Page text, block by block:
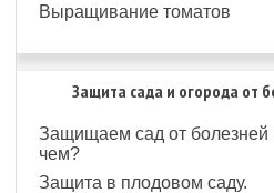
Выращивание томатов
Защита сада и огорода от
Защищаем сад от болезней
чем?
Защита в плодовом саду.